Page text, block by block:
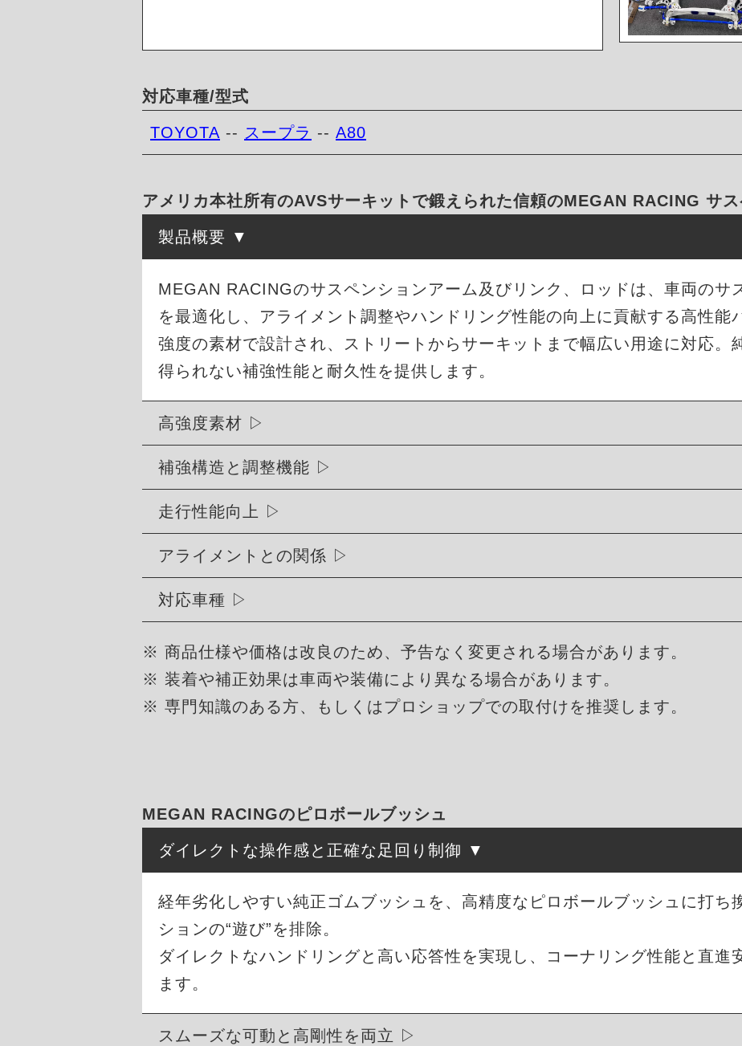
対応車種/型式
TOYOTA -- スープラ -- A80
アメリカ本社所有のAVSサーキットで鍛えられた信頼のMEGAN RACING サ
製品概要
MEGAN RACINGのサスペンションアーム及びリンク、ロッドは、車両のサ
を最適化し、アライメント調整やハンドリング性能の向上に貢献する高性能
強度の素材で設計され、ストリートからサーキットまで幅広い用途に対応。
得られない補強性能と耐久性を提供します。
高強度素材
補強構造と調整機能
走行性能向上
アライメントとの関係
対応車種
※ 商品仕様や価格は改良のため、予告なく変更される場合があります。
※ 装着や補正効果は車両や装備により異なる場合があります。
※ 専門知識のある方、もしくはプロショップでの取付けを推奨します。
MEGAN RACINGのピロボールブッシュ
ダイレクトな操作感と正確な足回り制御
経年劣化しやすい純正ゴムブッシュを、高精度なピロボールブッシュに打ち
ションの“遊び”を排除。
ダイレクトなハンドリングと高い応答性を実現し、コーナリング性能と直進
ます。
スムーズな可動と高剛性を両立